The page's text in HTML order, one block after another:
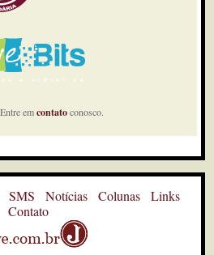
emcontatoconosco.
SMS Notícias Colunas
Links
Contato